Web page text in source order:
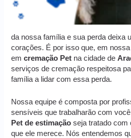
da nossa família e sua perda deixa
corações. É por isso que, em
emcremação Pet na cidade de
serviços de cremação respeitosa
família a lidar com essa perda.
Nossa equipe é composta por
sensíveis que trabalharão com
Pet de estimação seja tratado com
que ele merece. Nós entendemos